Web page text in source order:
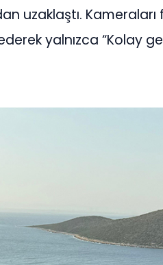
uzaklaştı.
yalnızca “Kolay